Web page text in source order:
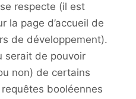
respecte (il est
la page d’accueil de
de développement).
serait de pouvoir
non) de certains
booléennes